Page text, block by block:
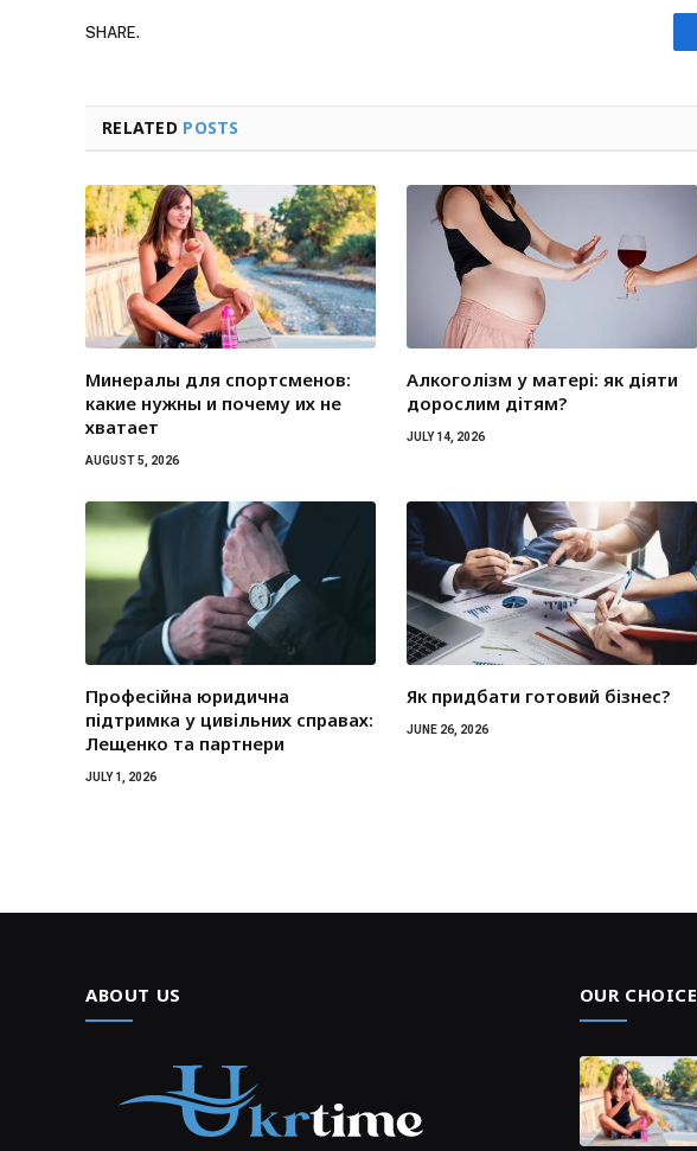
SHARE.
RELATED POSTS
Минералы для спортсменов:
какие нужны и почему их не
хватает
AUGUST 5, 2026
Алкоголізм у матері: як діяти
дорослим дітям?
JULY 14, 2026
Професійна юридична
підтримка у цивільних справах:
Лещенко та партнери
JULY 1, 2026
Як придбати готовий бізнес?
JUNE 26, 2026
ABOUT US OUR CHOICE